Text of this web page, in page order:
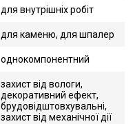
для внутрішніх робіт
для каменю, для шпалер
однокомпонентний
захист від вологи,
декоративний ефект,
брудовідштовхувальні,
захист від механічної дії